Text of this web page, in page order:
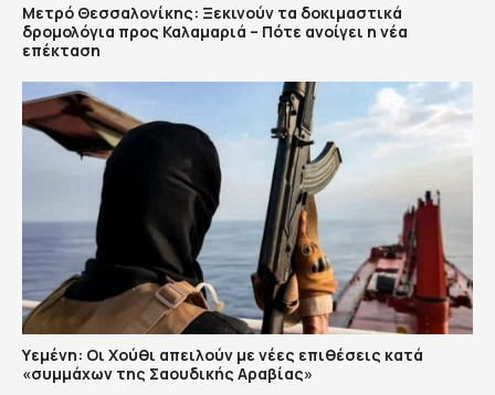
Μετρό Θεσσαλονίκης: Ξεκινούν τα δοκιμαστικά
δρομολόγια προς Καλαμαριά – Πότε ανοίγει η νέα
επέκταση
Υεμένη: Οι Χούθι απειλούν με νέες επιθέσεις κατά
«συμμάχων της Σαουδικής Αραβίας»